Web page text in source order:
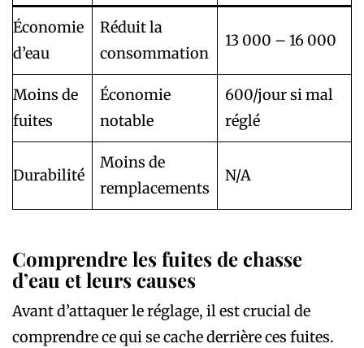
Économie
d’eau
Réduit la
consommation
13 000 – 16 000
Moins de
fuites
Économie
notable
600/jour si mal
réglé
Durabilité
Moins de
remplacements
N/A
Comprendre les fuites de chasse
d’eau et leurs causes
Avant d’attaquer le réglage, il est crucial de
comprendre ce qui se cache derrière ces fuites.